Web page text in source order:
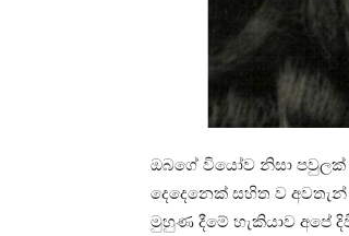
ඔබගේ වියෝව නිසා පවුලක්
දෙදෙනෙක් සහිත ව
මුහුණ දීමේ හැකියාව අපේ